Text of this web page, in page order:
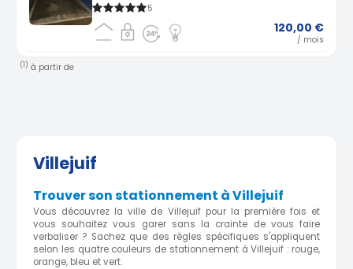
5
120,00 €
/ mois
(1) à partir de
Villejuif
Trouver son stationnement à Villejuif
Vous découvrez la ville de Villejuif pour la première fois et
vous souhaitez vous garer sans la crainte de vous faire
verbaliser ? Sachez que des règles spécifiques s'appliquent
selon les quatre couleurs de stationnement à Villejuif : rouge,
orange, bleu et vert.